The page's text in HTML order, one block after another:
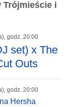
Trójmieście i
godz. 20:00
set) x The
Outs
godz. 20:00
Hersha